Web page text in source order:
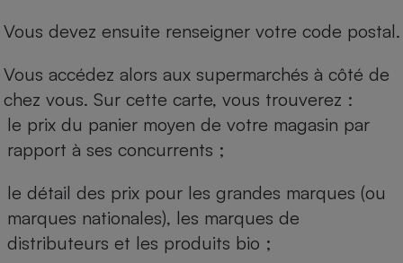
Vous devez ensuite renseigner votre code postal.
Vous accédez alors aux supermarchés à côté de
chez vous. Sur cette carte, vous trouverez :
le prix du panier moyen de votre magasin par
rapport à ses concurrents ;
le détail des prix pour les grandes marques (ou
marques nationales), les marques de
distributeurs et les produits bio ;